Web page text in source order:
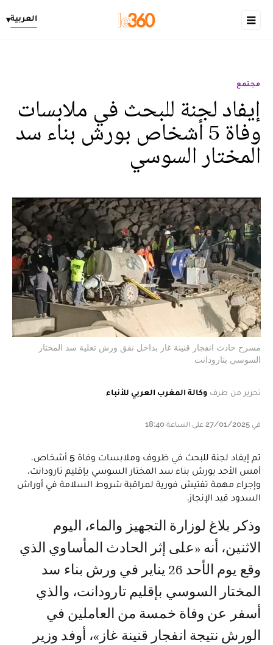
العربية▾
مجتمع
إيفاد لجنة للبحث في ملابسات
وفاة 5 أشخاص بورش بناء سد
المختار السوسي
مسرح حادث انفجار قنينة غاز بداخل نفق ورش تعلية سد المختار
السوسي بتارودانت‎
تحرير من طرف وكالة المغرب العربي للأنباء
في 27/01/2025 على الساعة 18:40
تم إيفاد لجنة للبحث في ظروف وملابسات وفاة 5 أشخاص،
أمس الأحد بورش بناء سد المختار السوسي بإقليم تارودانت،
وإجراء مهمة تفتيش فورية لمراقبة شروط السلامة في أوراش
السدود قيد الإنجاز.
وذكر بلاغ لوزارة التجهيز والماء، اليوم
الاثنين، أنه «على إثر الحادث المأساوي الذي
وقع يوم الأحد 26 يناير في ورش بناء سد
المختار السوسي بإقليم تارودانت، والذي
أسفر عن وفاة خمسة من العاملين في
الورش نتيجة انفجار قنينة غاز»، أوفد وزير